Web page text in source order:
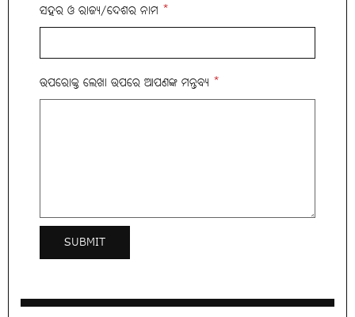
ସହର ଓ ରାଜ୍ୟ/ଦେଶର ନାମ *
ଉପରୋକ୍ତ ଲେଖା ଉପରେ ଆପଣଙ୍କ ମନ୍ତବ୍ୟ *